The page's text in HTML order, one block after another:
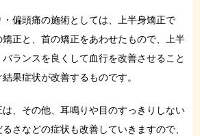
偏頭痛の施術としては、上半身矯正で
正と、首の矯正をあわせたもので、上半
ランスを良くして血行を改善させること
果症状が改善するものです。
、その他、耳鳴りや目のすっきりしない
さなどの症状も改善していきますので、